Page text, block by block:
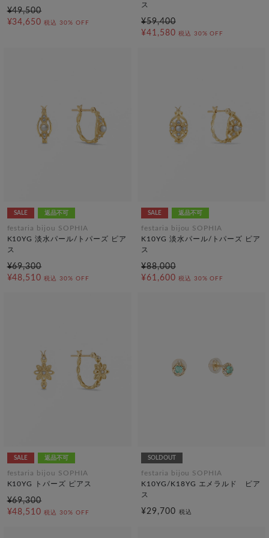
¥49,500
¥34,650 税込 30% OFF
ス
¥59,400
¥41,580 税込 30% OFF
SALE 返品不可
festaria bijou SOPHIA
K10YG 淡水パール/トパーズ ピア
ス
¥69,300
¥48,510 税込 30% OFF
SALE 返品不可
festaria bijou SOPHIA
K10YG 淡水パール/トパーズ ピア
ス
¥88,000
¥61,600 税込 30% OFF
SALE 返品不可
festaria bijou SOPHIA
K10YG トパーズ ピアス
¥69,300
¥48,510 税込 30% OFF
SOLDOUT
festaria bijou SOPHIA
K10YG/K18YG エメラルド ピア
ス
¥29,700 税込